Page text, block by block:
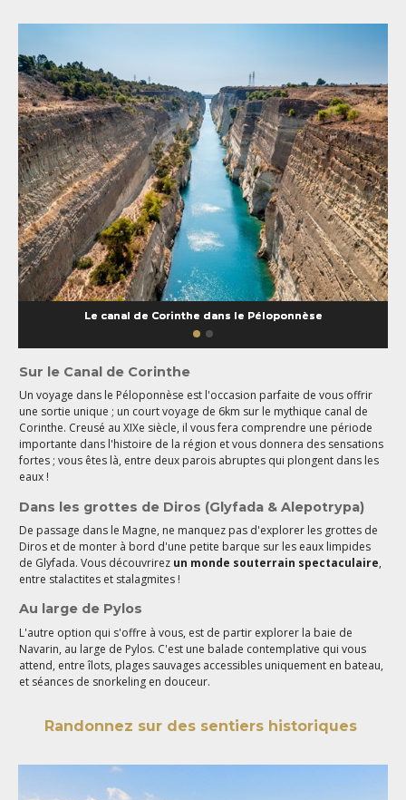
Le canal de Corinthe dans le Péloponnèse
Sur le Canal de Corinthe
Un voyage dans le Péloponnèse est l'occasion parfaite de vous offrir
une sortie unique ; un court voyage de 6km sur le mythique canal de
Corinthe. Creusé au XIXe siècle, il vous fera comprendre une période
importante dans l'histoire de la région et vous donnera des sensations
fortes ; vous êtes là, entre deux parois abruptes qui plongent dans les
eaux !
Dans les grottes de Diros (Glyfada & Alepotrypa)
De passage dans le Magne, ne manquez pas d'explorer les grottes de
Diros et de monter à bord d'une petite barque sur les eaux limpides
de Glyfada. Vous découvrirez un monde souterrain spectaculaire,
entre stalactites et stalagmites !
Au large de Pylos
L'autre option qui s'offre à vous, est de partir explorer la baie de
Navarin, au large de Pylos. C'est une balade contemplative qui vous
attend, entre îlots, plages sauvages accessibles uniquement en bateau,
et séances de snorkeling en douceur.
Randonnez sur des sentiers historiques